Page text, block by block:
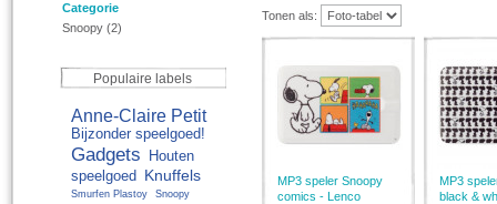
Tonen als:
MP3 speler Snoopy
comics - Lenco
MP3
black &
Categorie
Snoopy (2)
Populaire labels
Anne-Claire Petit
Bijzonder speelgoed!
Gadgets
Houten
speelgoed
Knuffels
Smurfen Plastoy
Snoopy